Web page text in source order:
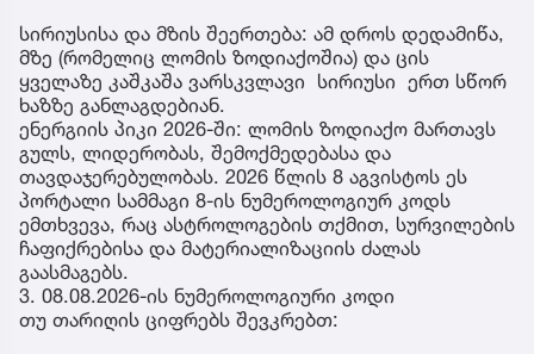
სირიუსისა და მზის შეერთება: ამ დროს დედამიწა,
მზე (რომელიც ლომის ზოდიაქოშია) და ცის
ყველაზე კაშკაშა ვარსკვლავი სირიუსი ერთ სწორ
ხაზზე განლაგდებიან.
ენერგიის პიკი 2026-ში: ლომის ზოდიაქო მართავს
გულს, ლიდერობას, შემოქმედებასა და
თავდაჯერებულობას. 2026 წლის 8 აგვისტოს ეს
პორტალი სამმაგი 8-ის ნუმეროლოგიურ კოდს
ემთხვევა, რაც ასტროლოგების თქმით, სურვილების
ჩაფიქრებისა და მატერიალიზაციის ძალას
გაასმაგებს.
3. 08.08.2026-ის ნუმეროლოგიური კოდი
თუ თარიღის ციფრებს შევკრებთ: